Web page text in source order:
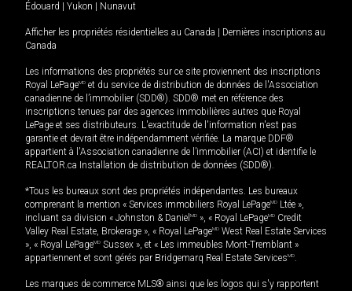
Édouard
Yukon Nunavut
Afficher les propriétés résidentielles au Canada
Dernières inscriptions au
Canada
Les informations des propriétés sur ce site proviennent des inscriptions
Royal LePageMD et du service de distribution de données de l'Association
canadienne de l’immobilier (SDD®). SDD® met en référence des
inscriptions tenues par des agences immobilières autres que Royal
LePage et ses distributeurs. L'exactitude de l'information n'est pas
garantie et devrait être indépendamment vérifiée. La marque DDF®
appartient à l'Association canadienne de l’immobilier (ACI) et identifie le
REALTOR.ca Installation de distribution de données (SDD®).
*Tous les bureaux sont des propriétés indépendantes. Les bureaux
comprenant la mention « Services immobiliers Royal LePageMD Ltée »,
incluant sa division « Johnston & Daniel MD », « Royal LePageMD Credit
Valley Real Estate, Brokerage », « Royal LePageMD West Real Estate Services
», « Royal LePageMD Sussex », et « Les immeubles Mont-Tremblant »
appartiennent et sont gérés par Bridgemarq Real Estate ServicesMD.
Les marques de commerce MLS® ainsi que les logos qui s'y rapportent